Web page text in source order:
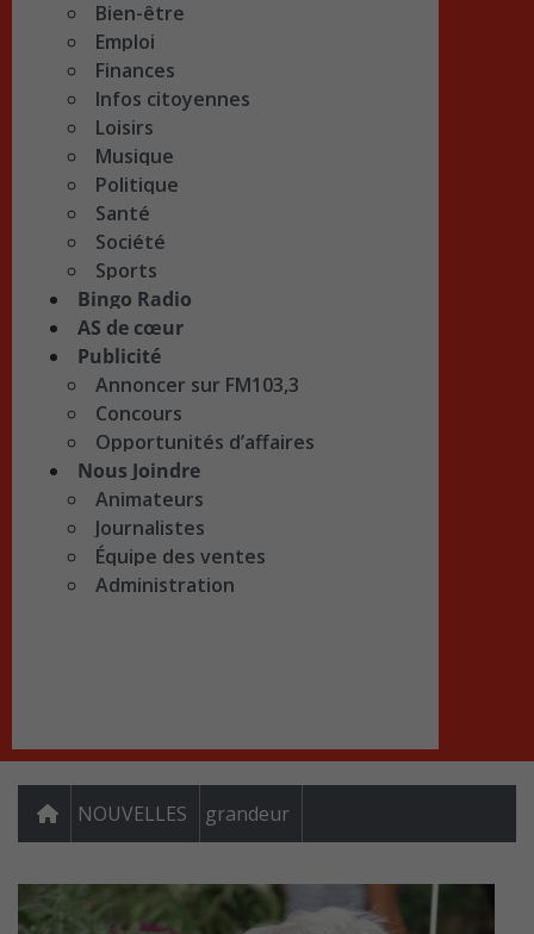
Bien-être
Emploi
Finances
Infos citoyennes
Loisirs
Musique
Politique
Santé
Société
Sports
Bingo Radio
AS de cœur
Publicité
Annoncer sur FM103,3
Concours
Opportunités d’affaires
Nous Joindre
Animateurs
Journalistes
Équipe des ventes
Administration
NOUVELLES grandeur